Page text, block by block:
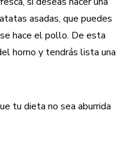
asadas, que puedes
hace el pollo. De esta
horno y tendrás lista una
tu dieta no sea aburrida